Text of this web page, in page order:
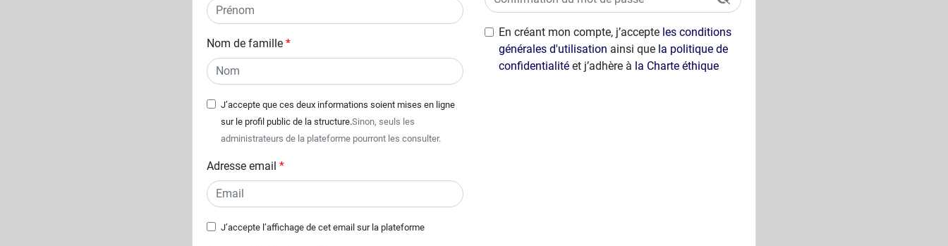
Nom de famille
J’accepte que ces deux informations soient mises en ligne
sur le profil public de la structure.Sinon, seuls les
administrateurs de la plateforme pourront les consulter.
Adresse email
J’accepte l’affichage de cet email sur la plateforme
En créant mon compte, j’accepte les conditions
générales d'utilisation ainsi que la politique de
confidentialité et j’adhère à la Charte éthique